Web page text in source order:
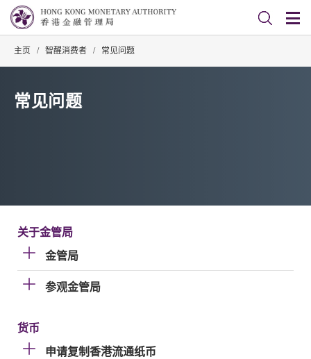
主页 / 智醒消费者 / 常见问题
常见问题
关于金管局
金管局
参观金管局
货币
申请复制香港流通纸币